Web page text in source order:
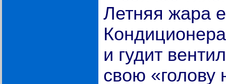
Летняя жара
и гудит
свою «голову